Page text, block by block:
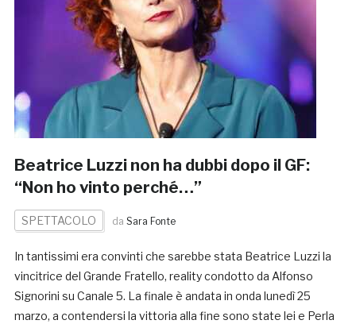
Beatrice Luzzi non ha dubbi dopo il GF:
“Non ho vinto perché…”
SPETTACOLO da Sara Fonte
In tantissimi era convinti che sarebbe stata Beatrice Luzzi la
vincitrice del Grande Fratello, reality condotto da Alfonso
Signorini su Canale 5. La finale è andata in onda lunedì 25
marzo, a contendersi la vittoria alla fine sono state lei e Perla